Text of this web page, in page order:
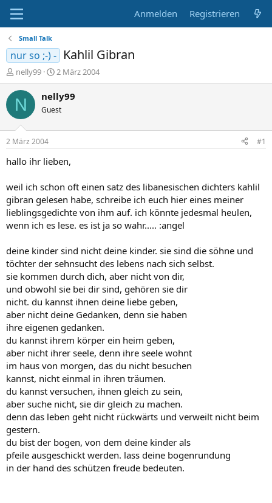
Anmelden Registrieren
Small Talk
nur so ;-) - Kahlil Gibran
E
r
s
t
l
e
r
nelly99
E
r
s
e
t
a
2 März 2004
N nelly99
Guest
2 März 2004 #1
hallo ihr lieben,
weil ich schon oft einen satz des libanesischen dichters kahlil
gibran gelesen habe, schreibe ich euch hier eines meiner
lieblingsgedichte von ihm auf. ich könnte jedesmal heulen,
wenn ich es lese. es ist ja so wahr..... :angel
deine kinder sind nicht deine kinder. sie sind die söhne und
töchter der sehnsucht des lebens nach sich selbst.
sie kommen durch dich, aber nicht von dir,
und obwohl sie bei dir sind, gehören sie dir
nicht. du kannst ihnen deine liebe geben,
aber nicht deine Gedanken, denn sie haben
ihre eigenen gedanken.
du kannst ihrem körper ein heim geben,
aber nicht ihrer seele, denn ihre seele wohnt
im haus von morgen, das du nicht besuchen
kannst, nicht einmal in ihren träumen.
du kannst versuchen, ihnen gleich zu sein,
aber suche nicht, sie dir gleich zu machen.
denn das leben geht nicht rückwärts und verweilt nicht beim
gestern.
du bist der bogen, von dem deine kinder als
pfeile ausgeschickt werden. lass deine bogenrundung
in der hand des schützen freude bedeuten.